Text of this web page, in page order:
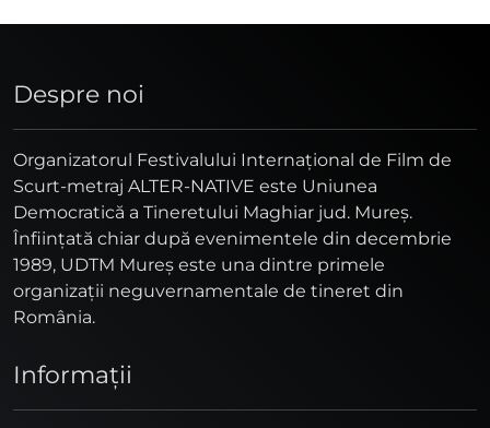
Despre noi
Organizatorul Festivalului Internaţional de Film de
Scurt-metraj ALTER-NATIVE este Uniunea
Democratică a Tineretului Maghiar jud. Mureş.
Înfiinţată chiar după evenimentele din decembrie
1989, UDTM Mureş este una dintre primele
organizaţii neguvernamentale de tineret din
România.
Informaţii